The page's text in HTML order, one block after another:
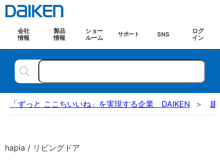
会社
情報
製品
情報
ショー
ルーム
サポート SNS
ログ
イン
「ずっと ここちいいね」を実現する企業 DAIKEN 建
hapia / リビングドア